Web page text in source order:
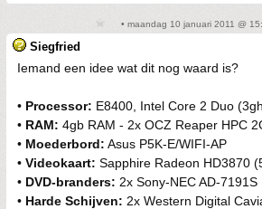
• maandag 10 januari 2011 @
Siegfried
Iemand een idee wat dit nog waard is?
• Processor: E8400, Intel Core 2 Duo
• RAM: 4gb RAM - 2x OCZ Reaper HPC
• Moederbord: Asus P5K-E/WIFI-AP
• Videokaart: Sapphire Radeon HD3870
• DVD-branders: 2x Sony-NEC AD-7191S
• Harde Schijven: 2x Western Digital